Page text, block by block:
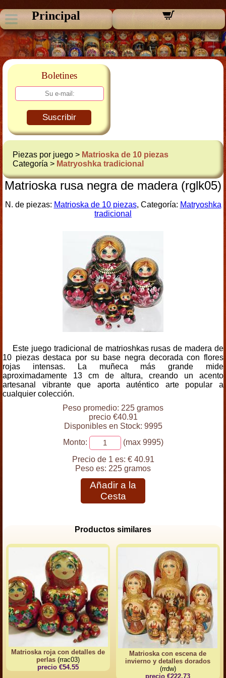
Principal
Boletines
Suscribir
Piezas por juego > Matrioska de 10 piezas
Categoría > Matryoshka tradicional
Matrioska rusa negra de madera (rglk05)
N. de piezas: Matrioska de 10 piezas, Categoría: Matryoshka
tradicional
Este juego tradicional de matrioshkas rusas de madera de
10 piezas destaca por su base negra decorada con flores
rojas intensas. La muñeca más grande mide
aproximadamente 13 cm de altura, creando un acento
artesanal vibrante que aporta auténtico arte popular a
cualquier colección.
Peso promedio: 225 gramos
precio €40.91
Disponibles en Stock: 9995
Monto:
(max 9995)
Precio de 1 es: € 40.91
Peso es: 225 gramos
Añadir a la
Cesta
Productos similares
Matrioska roja con detalles de
perlas (rrac03)
precio €54.55
Matrioska con escena de
invierno y detalles dorados
(rrdw)
precio €222.73